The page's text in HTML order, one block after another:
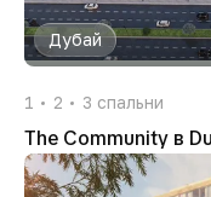
Дубай
1 2 3 спальни
The Community в